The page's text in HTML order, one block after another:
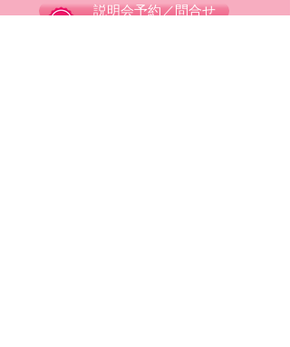
説明会予約／問合せ